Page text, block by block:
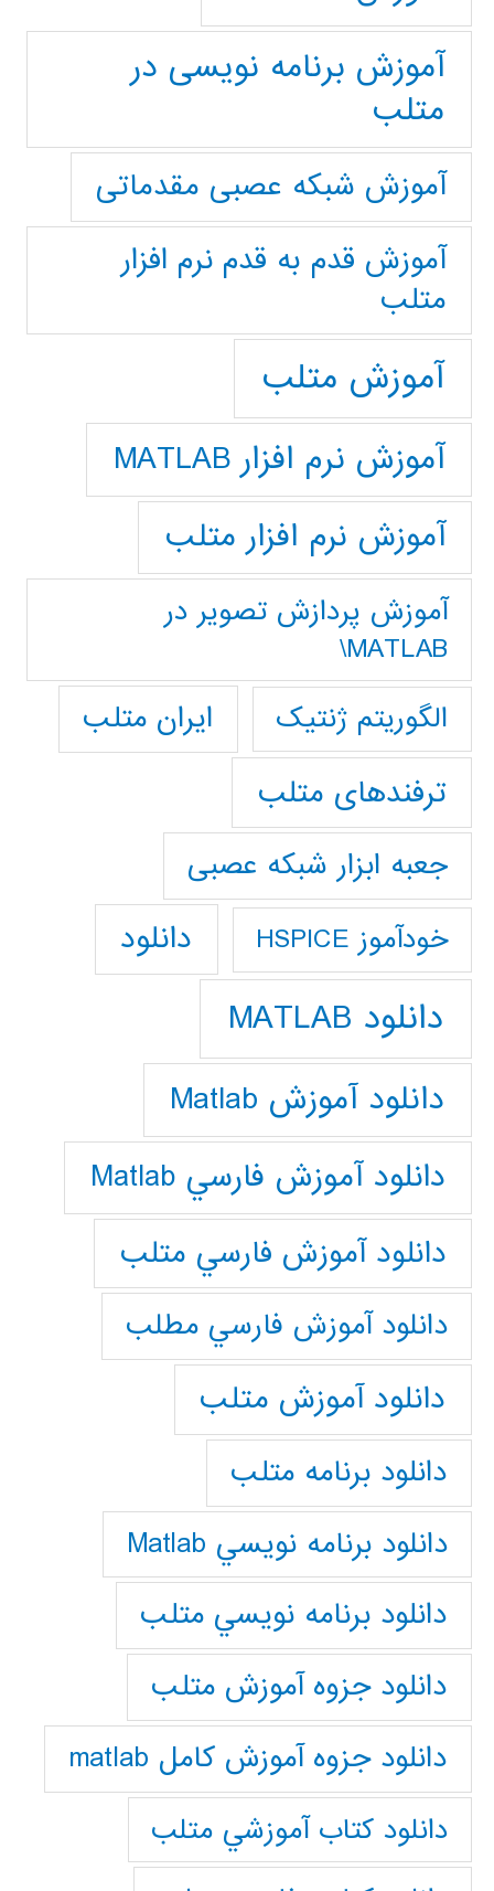
آموزش برنامه نویسی در
متلب
آموزش شبکه عصبی مقدماتی
آموزش قدم به قدم نرم افزار
متلب
آموزش متلب
آموزش نرم افزار MATLAB
آموزش نرم افزار متلب
آموزش پردازش تصوير در
MATLAB\
الگوریتم ژنتیک
ایران متلب
ترفندهای متلب
جعبه ابزار شبکه عصبی
خودآموز HSPICE دانلود
دانلود MATLAB
دانلود آموزش Matlab
دانلود آموزش فارسي Matlab
دانلود آموزش فارسي متلب
دانلود آموزش فارسي مطلب
دانلود آموزش متلب
دانلود برنامه متلب
دانلود برنامه نويسي Matlab
دانلود برنامه نويسي متلب
دانلود جزوه آموزش متلب
دانلود جزوه آموزش کامل matlab
دانلود كتاب آموزشي متلب